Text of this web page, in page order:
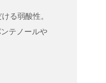
る弱酸性。
テノールや